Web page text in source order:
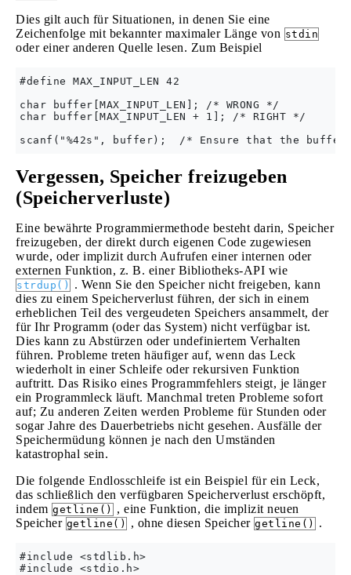
Dies gilt auch für Situationen, in denen Sie eine
Zeichenfolge mit bekannter maximaler Länge von stdin
oder einer anderen Quelle lesen. Zum Beispiel
#define MAX_INPUT_LEN 42
char buffer[MAX_INPUT_LEN]; /* WRONG */
char buffer[MAX_INPUT_LEN + 1]; /* RIGHT */
Vergessen, Speicher freizugeben
(Speicherverluste)
Eine bewährte Programmiermethode besteht darin, Speicher
freizugeben, der direkt durch eigenen Code zugewiesen
wurde, oder implizit durch Aufrufen einer internen oder
externen Funktion, z. B. einer Bibliotheks-API wie
strdup()
. Wenn Sie den Speicher nicht freigeben, kann
dies zu einem Speicherverlust führen, der sich in einem
erheblichen Teil des vergeudeten Speichers ansammelt, der
für Ihr Programm (oder das System) nicht verfügbar ist.
Dies kann zu Abstürzen oder undefiniertem Verhalten
führen. Probleme treten häufiger auf, wenn das Leck
wiederholt in einer Schleife oder rekursiven Funktion
auftritt. Das Risiko eines Programmfehlers steigt, je länger
ein Programmleck läuft. Manchmal treten Probleme sofort
auf; Zu anderen Zeiten werden Probleme für Stunden oder
sogar Jahre des Dauerbetriebs nicht gesehen. Ausfälle der
Speichermüdung können je nach den Umständen
katastrophal sein.
Die folgende Endlosschleife ist ein Beispiel für ein Leck,
das schließlich den verfügbaren Speicherverlust erschöpft,
indem getline()
, eine Funktion, die implizit neuen
Speicher getline() , ohne diesen Speicher getline() .
#include <stdlib.h>
#include <stdio.h>